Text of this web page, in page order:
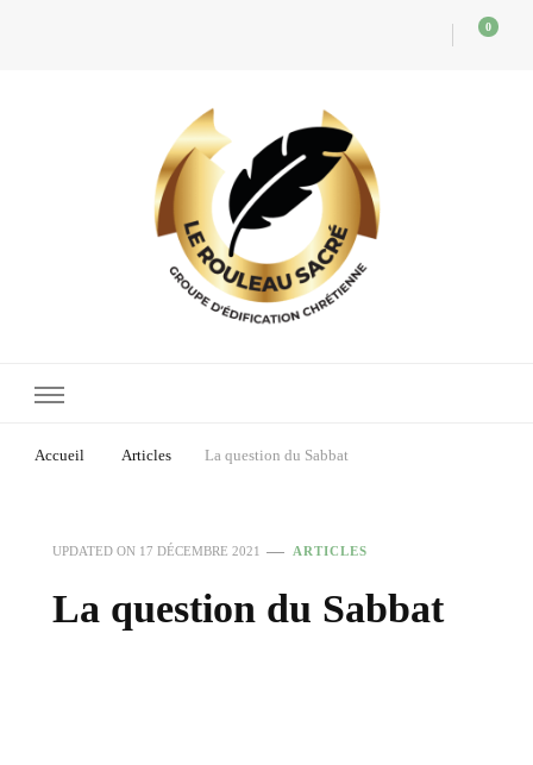
0
Accueil Articles La question du Sabbat
UPDATED ON 17 DÉCEMBRE 2021 ARTICLES
La question du Sabbat